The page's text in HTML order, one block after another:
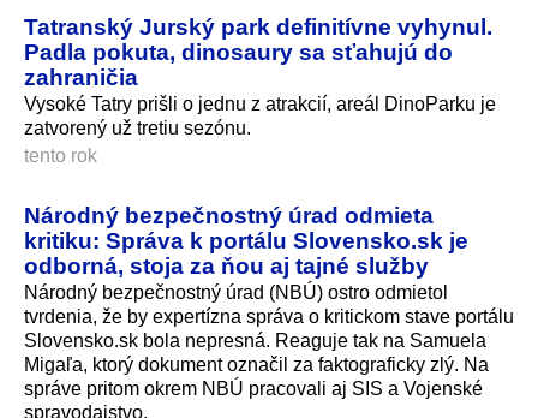
Tatranský Jurský park definitívne vyhynul.
Padla pokuta, dinosaury sa sťahujú do
zahraničia
Vysoké Tatry prišli o jednu z atrakcií, areál DinoParku je
zatvorený už tretiu sezónu.
tento rok
Národný bezpečnostný úrad odmieta
kritiku: Správa k portálu Slovensko.sk je
odborná, stoja za ňou aj tajné služby
Národný bezpečnostný úrad (NBÚ) ostro odmietol
tvrdenia, že by expertízna správa o kritickom stave portálu
Slovensko.sk bola nepresná. Reaguje tak na Samuela
Migaľa, ktorý dokument označil za faktograficky zlý. Na
správe pritom okrem NBÚ pracovali aj SIS a Vojenské
spravodajstvo.